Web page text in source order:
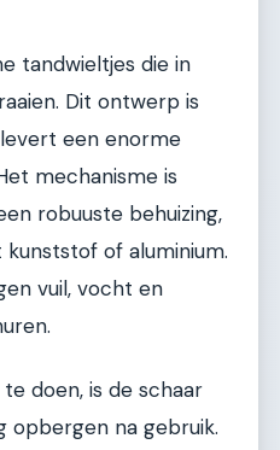
tandwieltjes die in
Dit ontwerp is
een enorme
mechanisme is
robuuste behuizing,
of aluminium.
vuil, vocht en
doen, is de schaar
opbergen na gebruik.